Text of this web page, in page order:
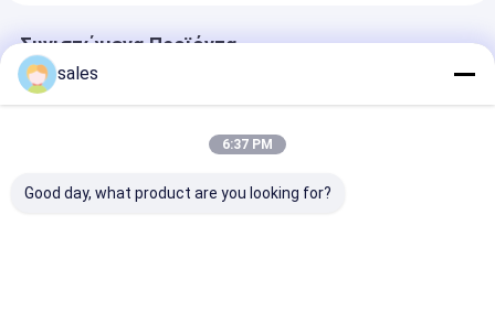
Συνιστώμενα Προϊόντα
sales
6:37 PM
Good day, what product are you looking for?